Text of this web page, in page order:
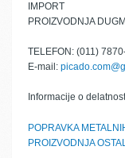
IMPORT
PROIZVODNJA
TELEFON: (011)
E-mail:
Informacije o
POPRAVKA
PROIZVODNJA